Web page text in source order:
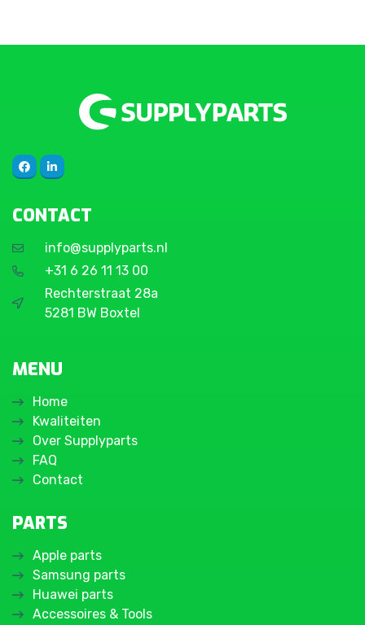
CONTACT
info@supplyparts.nl
+31 6 26 11 13 00
Rechterstraat 28a
5281 BW Boxtel
MENU
Home
Kwaliteiten
Over Supplyparts
FAQ
Contact
PARTS
Apple parts
Samsung parts
Huawei parts
Accessoires & Tools